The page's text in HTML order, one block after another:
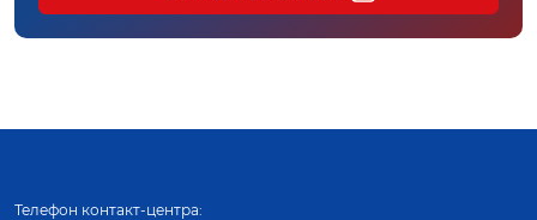
Телефон контакт-центра: